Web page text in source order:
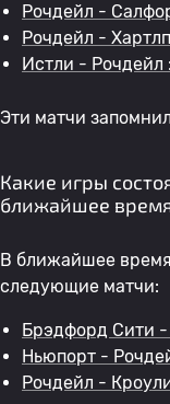
Рочдейл -
Рочдейл -
Истли - Рочдейл
Эти матчи
Какие игры
ближайшее
В ближайшее
следующие матчи:
Брэдфорд Сити -
Ньюпорт -
Рочдейл -